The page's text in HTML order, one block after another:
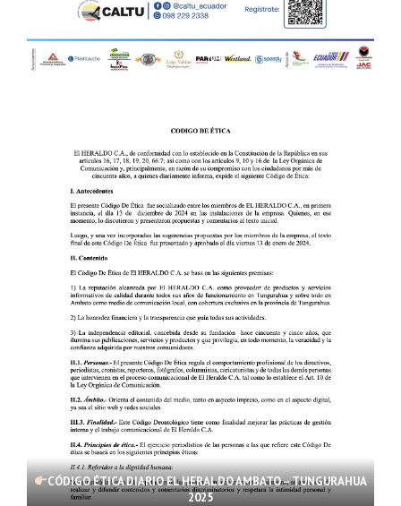
CÓDIGO ÉTICA DIARIO EL HERALDO AMBATO – TUNGURAHUA
2025